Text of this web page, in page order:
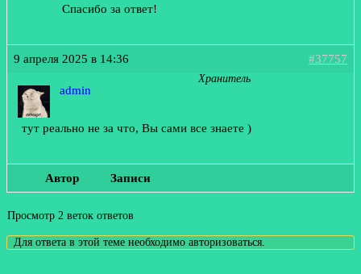
Спасибо за ответ!
9 апреля 2025 в 14:36 #37757
admin
Хранитель
тут реально не за что, Вы сами все знаете )
Автор Записи
Просмотр 2 веток ответов
Для ответа в этой теме необходимо авторизоваться.